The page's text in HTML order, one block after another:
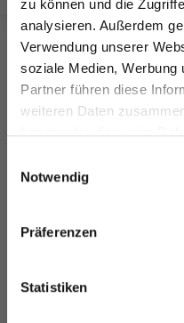
zu können und die
analysieren. Außerdem
Verwendung unserer
soziale Medien, Werbung
Partner führen diese
weiteren Daten
haben oder die sie im
Notwendig
Präferenzen
Statistiken
FÜR SIE EMPFOHLEN
30% Rabatt
Spare
und erhalte